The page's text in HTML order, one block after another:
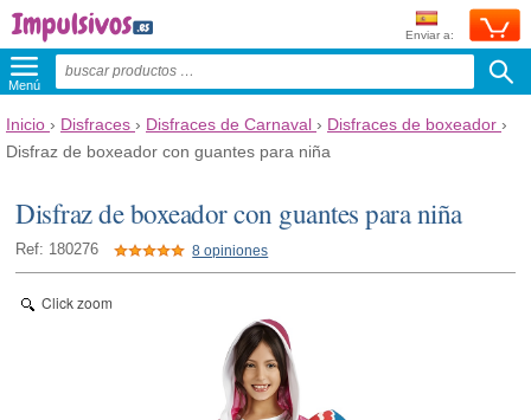
Enviar a:
Menú
Inicio › Disfraces › Disfraces de Carnaval › Disfraces de boxeador ›
Disfraz de boxeador con guantes para niña
Disfraz de boxeador con guantes para niña
Ref: 180276 8 opiniones
Click zoom